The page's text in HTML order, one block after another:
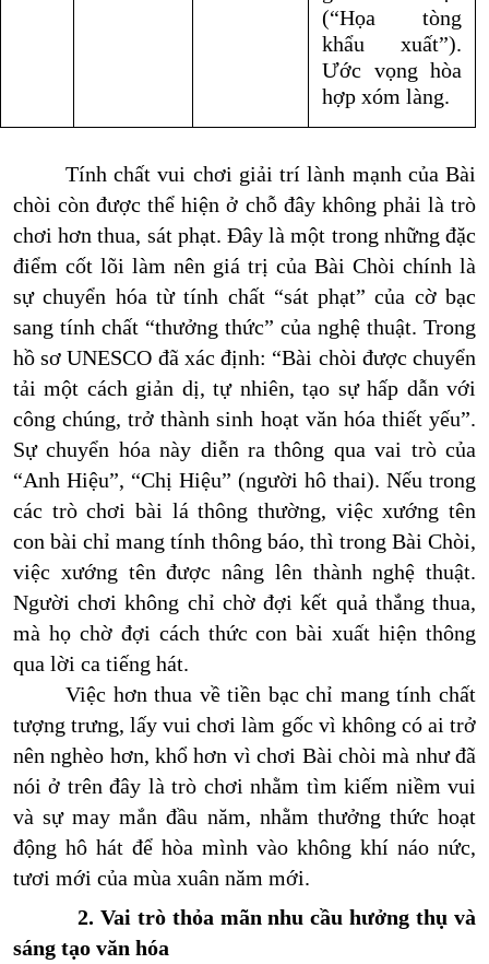
(“Họa tòng
khẩu xuất”).
Ước vọng hòa
hợp xóm làng.
Tính chất vui chơi giải trí lành mạnh của Bài
chòi còn được thể hiện ở chỗ đây không phải là trò
chơi hơn thua, sát phạt. Đây là một trong những đặc
điểm cốt lõi làm nên giá trị của Bài Chòi chính là
sự chuyển hóa từ tính chất “sát phạt” của cờ bạc
sang tính chất “thưởng thức” của nghệ thuật. Trong
hồ sơ UNESCO đã xác định: “Bài chòi được chuyển
tải một cách giản dị, tự nhiên, tạo sự hấp dẫn với
công chúng, trở thành sinh hoạt văn hóa thiết yếu”.
Sự chuyển hóa này diễn ra thông qua vai trò của
“Anh Hiệu”, “Chị Hiệu” (người hô thai). Nếu trong
các trò chơi bài lá thông thường, việc xướng tên
con bài chỉ mang tính thông báo, thì trong Bài Chòi,
việc xướng tên được nâng lên thành nghệ thuật.
Người chơi không chỉ chờ đợi kết quả thắng thua,
mà họ chờ đợi cách thức con bài xuất hiện thông
qua lời ca tiếng hát.
Việc hơn thua về tiền bạc chỉ mang tính chất
tượng trưng, lấy vui chơi làm gốc vì không có ai trở
nên nghèo hơn, khổ hơn vì chơi Bài chòi mà như đã
nói ở trên đây là trò chơi nhằm tìm kiếm niềm vui
và sự may mắn đầu năm, nhằm thưởng thức hoạt
động hô hát để hòa mình vào không khí náo nức,
tươi mới của mùa xuân năm mới.
2. Vai trò thỏa mãn nhu cầu hưởng thụ và
sáng tạo văn hóa